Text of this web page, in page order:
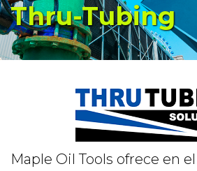
Thru-Tubing
Maple Oil Tools ofrece en